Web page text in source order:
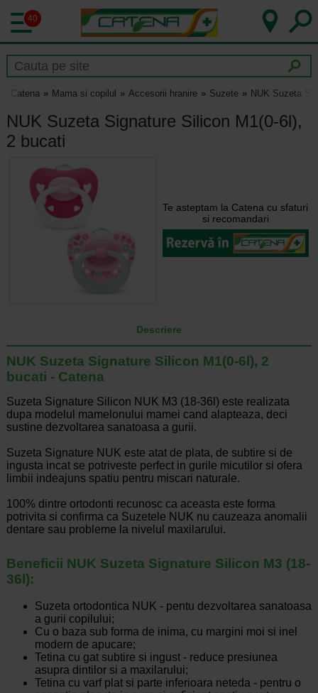
40
Catena Mama si copilul Accesorii hranire Suzete NUK Suzeta
NUK Suzeta Signature Silicon M1(0-6l),
2 bucati
Te asteptam la Catena cu sfaturi
si recomandari
Descriere
NUK Suzeta Signature Silicon M1(0-6l), 2
bucati - Catena
Suzeta Signature Silicon NUK M3 (18-36l) este realizata
dupa modelul mamelonului mamei cand alapteaza, deci
sustine dezvoltarea sanatoasa a gurii.
Suzeta Signature NUK este atat de plata, de subtire si de
ingusta incat se potriveste perfect in gurile micutilor si ofera
limbii indeajuns spatiu pentru miscari naturale.
100% dintre ortodonti recunosc ca aceasta este forma
potrivita si confirma ca Suzetele NUK nu cauzeaza anomalii
dentare sau probleme la nivelul maxilarului.
Beneficii NUK Suzeta Signature Silicon M3 (18-
36l):
Suzeta ortodontica NUK - pentu dezvoltarea sanatoasa
a gurii copilului;
Cu o baza sub forma de inima, cu margini moi si inel
modern de apucare;
Tetina cu gat subtire si ingust - reduce presiunea
asupra dintilor si a maxilarului;
Tetina cu varf plat si parte inferioara neteda - pentru o